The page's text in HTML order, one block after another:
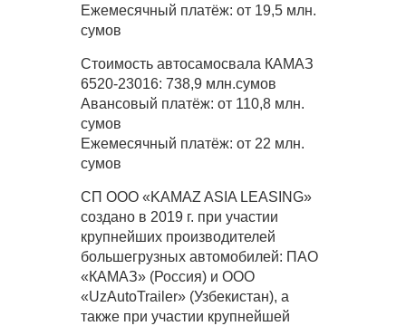
Ежемесячный платёж: от 19,5 млн.
сумов
Стоимость автосамосвала КАМАЗ
6520-23016: 738,9 млн.сумов
Авансовый платёж: от 110,8 млн.
сумов
Ежемесячный платёж: от 22 млн.
сумов
СП ООО «KAMAZ ASIA LEASING»
создано в 2019 г. при участии
крупнейших производителей
большегрузных автомобилей: ПАО
«КАМАЗ» (Россия) и ООО
«UzAutoTrailer» (Узбекистан), а
также при участии крупнейшей